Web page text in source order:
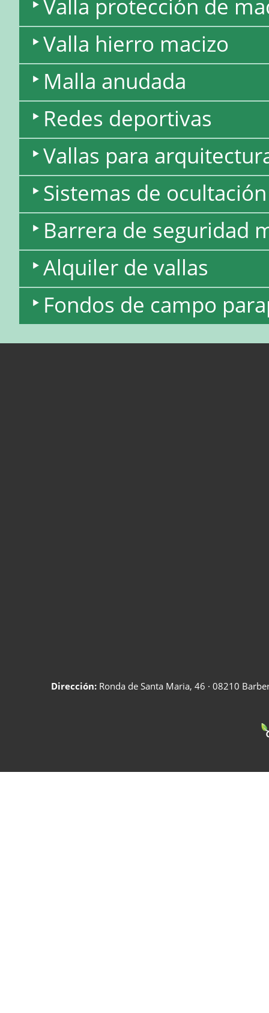
Valla protección de
Valla hierro macizo
Malla anudada
Redes deportivas
Vallas para
Sistemas de ocultación
Barrera de seguridad
Alquiler de vallas
Fondos de campo
Dirección: Ronda de Santa Maria, 46 · 08210